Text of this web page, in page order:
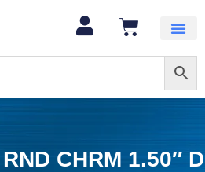
CHRM 1.50″